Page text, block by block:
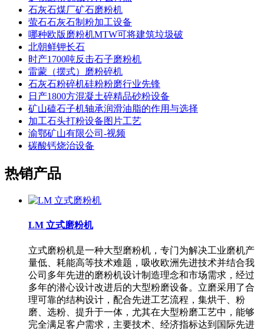
石灰石煤厂矿石磨粉机
萤石石灰石制粉加工设备
哪种欧版磨粉机MTW可将建筑垃圾破
北朝鲜钾长石
时产1700吨反击石子磨粉机
雷蒙（摆式）磨粉碎机
石灰石粉碎机硅粉粉磨行业先锋
日产1800方混凝土碎精品砂粉设备
矿山磕石子机轴承润滑油脂的作用与选择
加工石头打粉设备图片工艺
渝鄂矿山有限公司-视频
碳酸钙烧治设备
热销产品
LM 立式磨粉机
立式磨粉机是一种大型磨粉机，专门为解决工业磨机产
量低、耗能高等技术难题，吸收欧洲先进技术并结合我
公司多年先进的磨粉机设计制造理念和市场需求，经过
多年的潜心设计改进后的大型粉磨设备。立磨采用了合
理可靠的结构设计，配合先进工艺流程，集烘干、粉
磨、选粉、提升于一体，尤其在大型粉磨工艺中，能够
完全满足客户需求，主要技术、经济指标达到国际先进